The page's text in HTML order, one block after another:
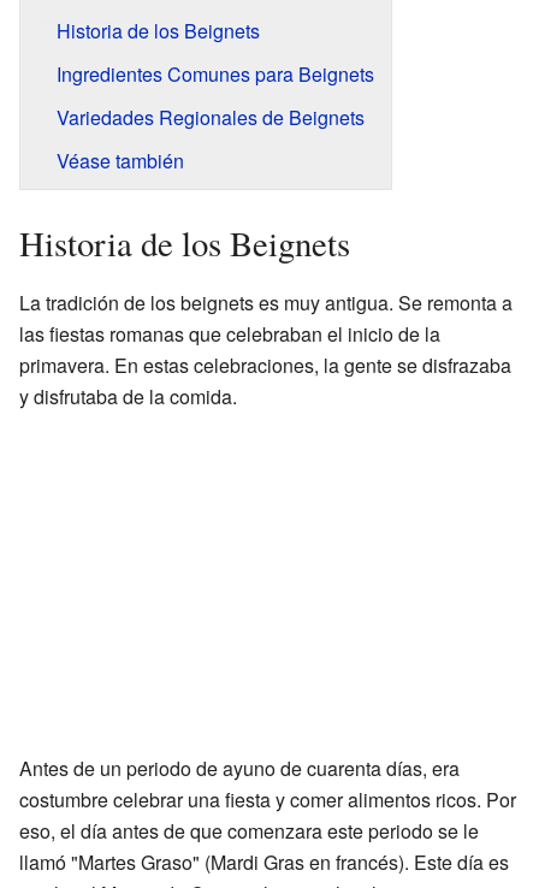
Historia de los Beignets
Ingredientes Comunes para Beignets
Variedades Regionales de Beignets
Véase también
Historia de los Beignets
La tradición de los beignets es muy antigua. Se remonta a
las fiestas romanas que celebraban el inicio de la
primavera. En estas celebraciones, la gente se disfrazaba
y disfrutaba de la comida.
Antes de un periodo de ayuno de cuarenta días, era
costumbre celebrar una fiesta y comer alimentos ricos. Por
eso, el día antes de que comenzara este periodo se le
llamó "Martes Graso" (Mardi Gras en francés). Este día es